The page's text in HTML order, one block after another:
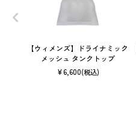
【ウィメンズ】ドライナミック
メッシュ タンクトップ
¥6,600(税込)